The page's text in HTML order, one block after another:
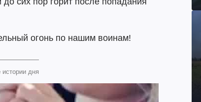
огонь по нашим воинам!
истории дня